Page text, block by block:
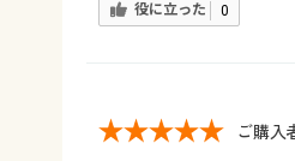
役に立った 0
ご購入